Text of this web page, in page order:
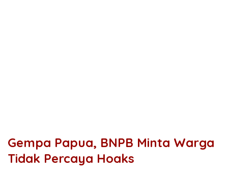
Gempa Papua, BNPB Minta Warga
Tidak Percaya Hoaks